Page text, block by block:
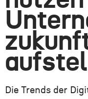
Die Trends der